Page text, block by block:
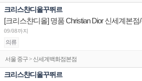
크리스챤디올꾸뛰르
09/08까지
의류
서울 중구 > 신세계백화점본점
크리스챤디올꾸뛰르